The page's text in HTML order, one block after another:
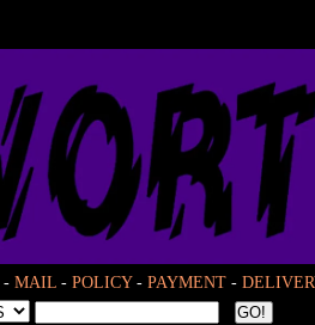
- MAIL - POLICY- PAYMENT -